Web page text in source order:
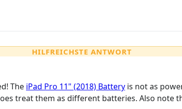
HILFREICHSTE ANTWORT
The iPad Pro 11" (2018) Battery is not as
treat them as different batteries. Also note